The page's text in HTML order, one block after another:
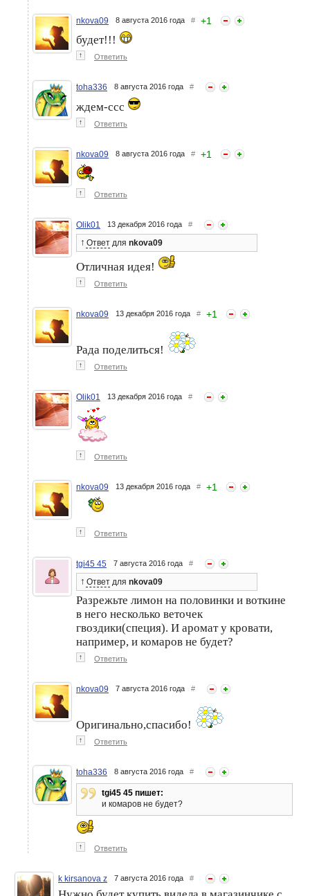
nkova09 8 августа 2016 года # +1
будет!!!
↑ Ответить
toha336 8 августа 2016 года #
ждем-ссс
↑ Ответить
nkova09 8 августа 2016 года # +1
↑ Ответить
Olik01 13 декабря 2016 года #
↑ Ответ для nkova09
Отличная идея!
↑ Ответить
nkova09 13 декабря 2016 года # +1
Рада поделиться!
↑ Ответить
Olik01 13 декабря 2016 года #
↑ Ответить
nkova09 13 декабря 2016 года # +1
↑ Ответить
tgi45 45 7 августа 2016 года #
↑ Ответ для nkova09
Разрежьте лимон на половинки и воткине
в него несколько веточек
гвоздики(специя). И аромат у кровати,
например, и комаров не будет?
↑ Ответить
nkova09 7 августа 2016 года #
Оригинально,спасибо!
↑ Ответить
toha336 8 августа 2016 года #
tgi45 45 пишет:
и комаров не будет?
↑ Ответить
k kirsanova z 7 августа 2016 года #